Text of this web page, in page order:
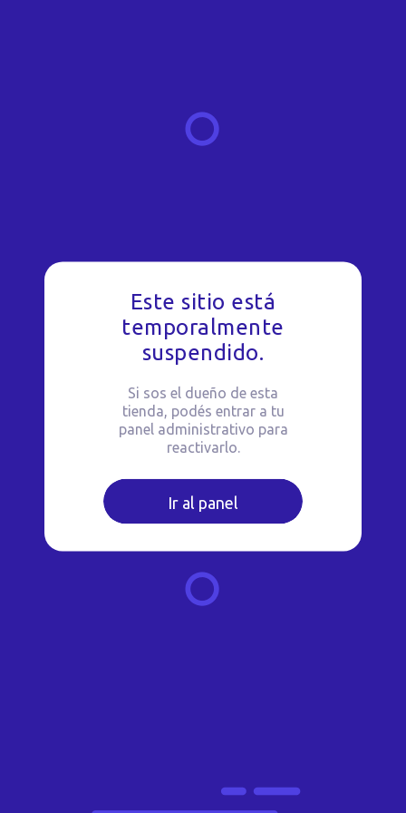
Este sitio está
temporalmente
suspendido.
Si sos el dueño de esta
tienda, podés entrar a tu
panel administrativo para
reactivarlo.
Ir al panel